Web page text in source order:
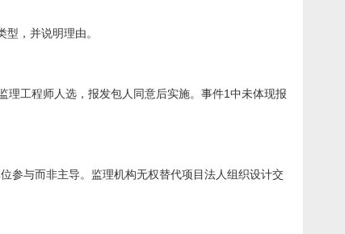
，并说明理由。
工程师人选，报发包人同意后实施。事件1中未体现报
参与而非主导。监理机构无权替代项目法人组织设计交